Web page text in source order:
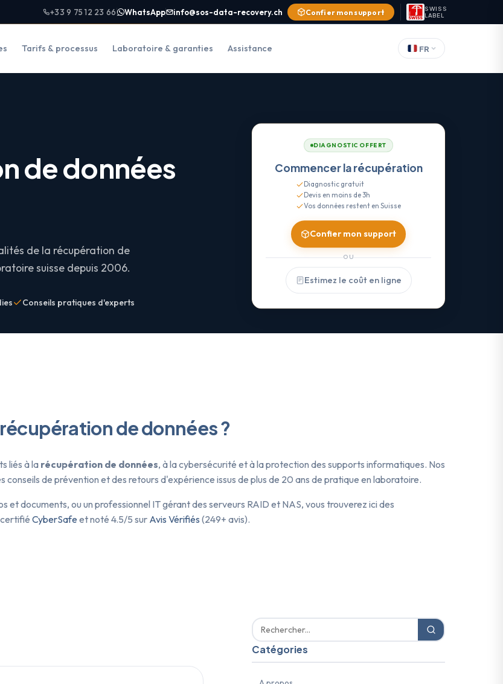
+33 9 75 12 23 66 WhatsApp info@sos-data-recovery.ch Confier mon support
SWISS
LABEL
Tarifs & processus Laboratoire & garanties Assistance FR
de données
de la récupération de
suisse depuis 2006.
Conseils pratiques d'experts
DIAGNOSTIC OFFERT
Commencer la récupération
Diagnostic gratuit
Devis en moins de 3h
Vos données restent en Suisse
Confier mon support
OU
Estimez le coût en ligne
de données ?
liés à larécupération de données, à la cybersécurité et à la protection des supports informatiques. Nos
de prévention et des retours d'expérience issus de plus de 20 ans de pratique en laboratoire.
documents, ou un professionnel IT gérant des serveurs RAID et NAS, vous trouverez ici des
CyberSafe et noté 4.5/5 sur Avis Vérifiés (249+ avis).
Catégories